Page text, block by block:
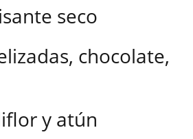
seco
chocolate,
y atún